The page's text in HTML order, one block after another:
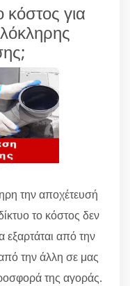
κόστος για
την αποχέτευσή
το κόστος δεν
εξαρτάται από την
την άλλη σε μας
της αγοράς.